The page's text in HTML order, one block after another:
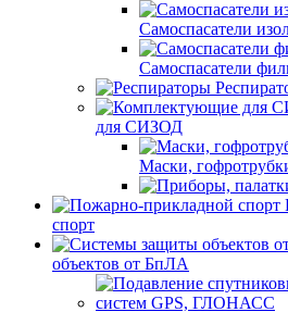
Самоспасатели
Самоспасатели
для СИЗОД
Маски,
спорт
объектов от БпЛА